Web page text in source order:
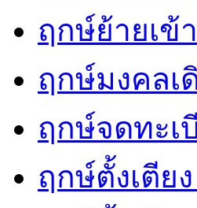
ฤกษ์ย้ายเข้
ฤกษ์มงคลเ
ฤกษ์จดทะเ
ฤกษ์ตั้งเตีย